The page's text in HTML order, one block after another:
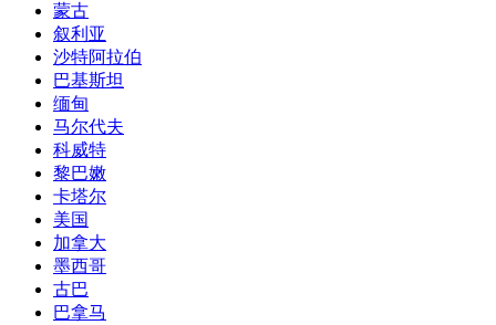
蒙古
叙利亚
沙特阿拉伯
巴基斯坦
缅甸
马尔代夫
科威特
黎巴嫩
卡塔尔
美国
加拿大
墨西哥
古巴
巴拿马